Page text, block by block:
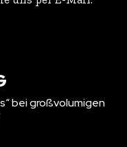
bei großvolumigen